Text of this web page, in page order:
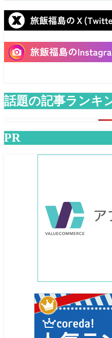
話題の記事ランキ
PR